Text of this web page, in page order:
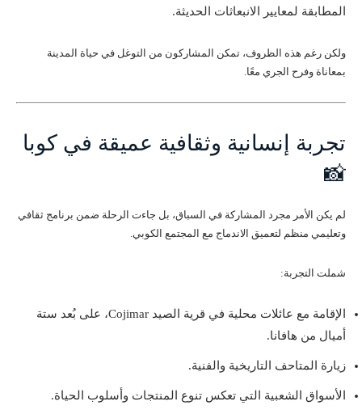
المطابقة لمعايير الانبعاثات الحديثة.
ولكن رغم هذه الظروف، تمكن المشاركون من التوغل في حياة المدينة
بمعاناة وفرح الجري معًا.
تجربة إنسانية وثقافية عميقة في كوبا
📸
لم يكن الأمر مجرد المشاركة في السباق، بل جاءت الرحلة ضمن برنامج ثقافي
وتعليمي منظم لتعميق الاندماج مع المجتمع الكوبي.
شملت التجربة:
الإقامة مع عائلات محلية في قرية الصيد Cojimar، على بُعد ستة
أميال من هافانا.
زيارة المتاحف التاريخية والفنية.
الأسواق الشعبية التي تعكس تنوع المنتجات وأسلوب الحياة.